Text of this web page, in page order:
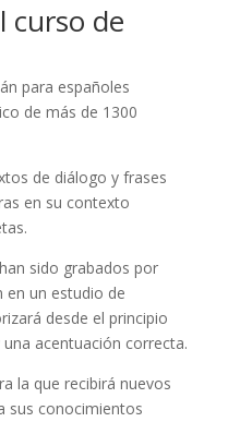
curso de
para españoles
de más de 1300
de diálogo y frases
en su contexto
sido grabados por
en un estudio de
desde el principio
acentuación correcta.
la que recibirá nuevos
sus conocimientos